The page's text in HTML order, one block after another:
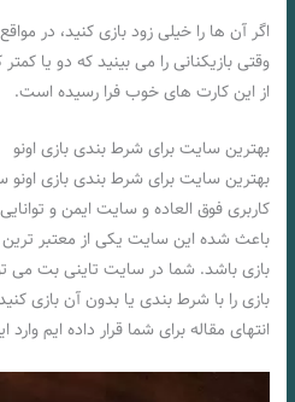
اگر آن ها را خیلی زود بازی کنید، در
وقتی بازیکنانی را می بینید که دو یا
از این کارت های خوب فرا رسیده است.
بهترین سایت برای شرط بندی بازی اونو
بهترین سایت برای شرط بندی بازی
باعث شده این سایت یکی از معتبر
بازی باشد. شما در سایت تاینی بت می
بازی را با شرط بندی یا بدون آن بازی
انتهای مقاله برای شما قرار داده ایم